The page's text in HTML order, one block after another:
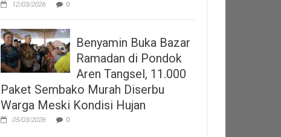
12/03/2026 0
Benyamin Buka Bazar
Ramadan di Pondok
Aren Tangsel, 11.000
Paket Sembako Murah Diserbu
Warga Meski Kondisi Hujan
05/03/2026 0